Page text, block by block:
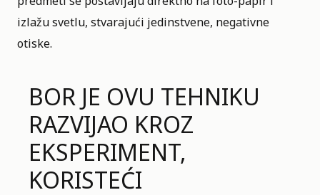
izlažu svetlu, stvarajući jedinstvene, negativne
otiske.
BOR JE OVU TEHNIKU
RAZVIJAO KROZ
EKSPERIMENT,
KORISTEĆI